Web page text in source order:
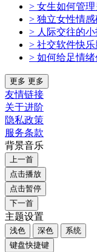
> 女生如何管
> 独立女性情感
> 人际交往的小
> 社交软件快
> 如何给足情绪
更多 更多
友情链接
关于进阶
隐私政策
服务条款
背景音乐
上一首
点击播放
点击暂停
下一首
主题设置
浅色 深色
系统
键盘快捷键